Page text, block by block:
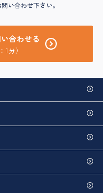
い合わせ下さい。
合わせる
1分）